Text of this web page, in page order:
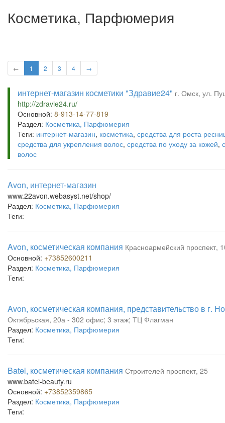
Косметика, Парфюмерия
← 1 2 3 4 →
интернет-магазин косметики "Здравие24" г. Омск, ул.
http://zdravie24.ru/
Основной: 8-913-14-77-819
Раздел: Косметика, Парфюмерия
Теги: интернет-магазин, косметика, средства для роста
средства для укрепления волос, средства по уходу за кожей,
волос
Avon, интернет-магазин
www.22avon.webasyst.net/shop/
Раздел: Косметика, Парфюмерия
Теги:
Avon, косметическая компания Красноармейский проспект,
Основной: +73852600211
Раздел: Косметика, Парфюмерия
Теги:
Avon, косметическая компания, представительство в г.
Октябрьская, 20а - 302 офис; 3 этаж; ТЦ Флагман
Раздел: Косметика, Парфюмерия
Теги:
Batel, косметическая компания Строителей проспект, 25
www.batel-beauty.ru
Основной: +73852359865
Раздел: Косметика, Парфюмерия
Теги: